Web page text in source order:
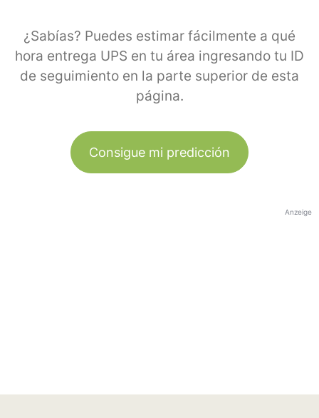
¿Sabías? Puedes estimar fácilmente a qué
hora entrega UPS en tu área ingresando tu ID
de seguimiento en la parte superior de esta
página.
Consigue mi predicción
Anzeige